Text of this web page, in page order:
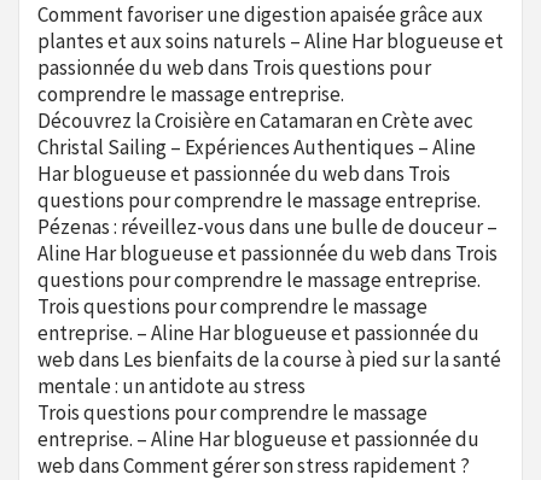
Comment favoriser une digestion apaisée grâce aux
plantes et aux soins naturels – Aline Har blogueuse et
passionnée du webdans Trois questions pour
comprendre le massage entreprise.
Découvrez la Croisière en Catamaran en Crète avec
Christal Sailing – Expériences Authentiques – Aline
Har blogueuse et passionnée du webdans Trois
questions pour comprendre le massage entreprise.
Pézenas : réveillez-vous dans une bulle de douceur –
Aline Har blogueuse et passionnée du webdans Trois
questions pour comprendre le massage entreprise.
Trois questions pour comprendre le massage
entreprise. – Aline Har blogueuse et passionnée du
webdans Les bienfaits de la course à pied sur la santé
mentale : un antidote au stress
Trois questions pour comprendre le massage
entreprise. – Aline Har blogueuse et passionnée du
webdansComment gérer son stress rapidement ?